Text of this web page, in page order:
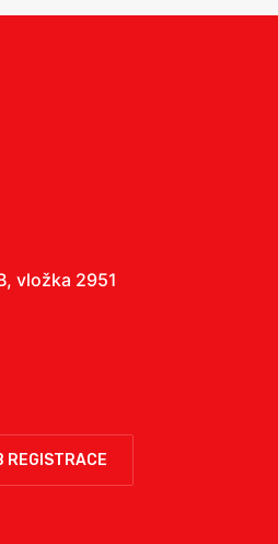
vložka 2951
REGISTRACE